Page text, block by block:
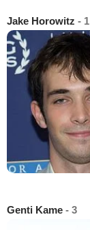
Jake Horowitz - 1
Genti Kame - 3